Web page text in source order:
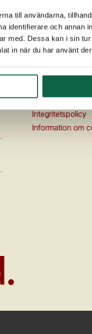
till användarna,
identifierare och annan
med. Dessa kan i sin
in när du har använt
Webbplatsen
Integritetspolicy
Information om